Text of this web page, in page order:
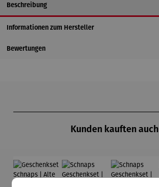
Beschreibung
Informationen zum Hersteller
Bewertungen
Kunden kauften auch